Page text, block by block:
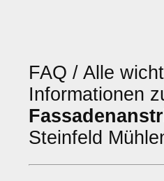
FAQ / Alle
Informationen
Steinfeld